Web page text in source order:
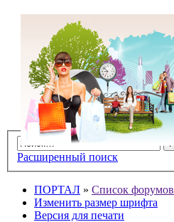
Расширенный поиск
ПОРТАЛ » Список форумов
Изменить размер шрифта
Версия для печати